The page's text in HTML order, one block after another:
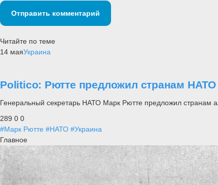
Отправить комментарий
Читайте по теме
14 маяУкраина
Politico: Рютте предложил странам
Генеральный секретарь НАТО Марк Рютте предложил странам
289 0 0
#Марк Рютте #НАТО #Украина
Главное